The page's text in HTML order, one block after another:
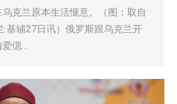
克兰原本生活惬意。（图：取自
·基辅27日讯）俄罗斯跟乌克兰开
爱偲…